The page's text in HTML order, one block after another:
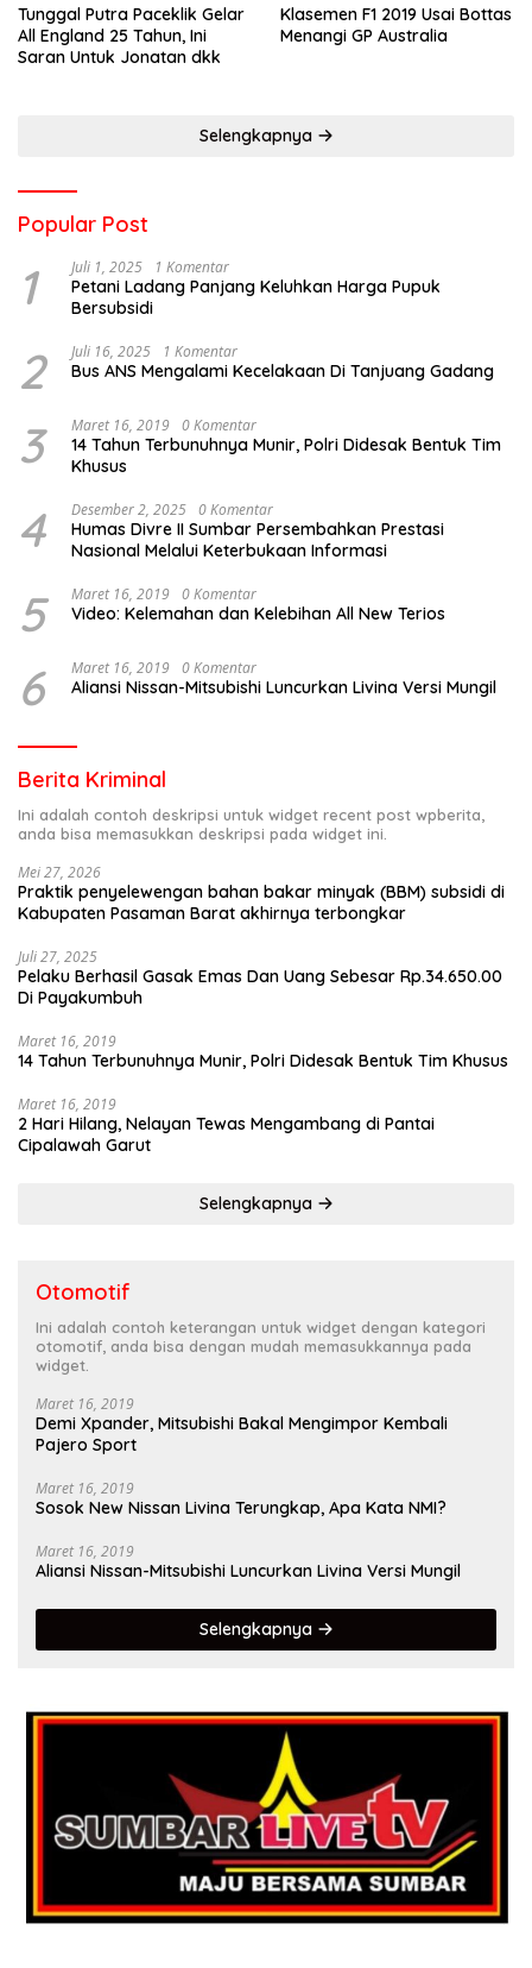
Tunggal Putra Paceklik Gelar
All England 25 Tahun, Ini
Saran Untuk Jonatan dkk
Klasemen F1 2019 Usai Bottas
Menangi GP Australia
Selengkapnya
Popular Post
1 Juli 1, 2025 1 Komentar
Petani Ladang Panjang Keluhkan Harga Pupuk
Bersubsidi
2 Juli 16, 2025 1 Komentar
Bus ANS Mengalami Kecelakaan Di Tanjuang Gadang
3 Maret 16, 2019 0 Komentar
14 Tahun Terbunuhnya Munir, Polri Didesak Bentuk Tim
Khusus
4 Desember 2, 2025 0 Komentar
Humas Divre II Sumbar Persembahkan Prestasi
Nasional Melalui Keterbukaan Informasi
5 Maret 16, 2019 0 Komentar
Video: Kelemahan dan Kelebihan All New Terios
6 Maret 16, 2019 0 Komentar
Aliansi Nissan-Mitsubishi Luncurkan Livina Versi Mungil
Berita Kriminal
Ini adalah contoh deskripsi untuk widget recent post wpberita,
anda bisa memasukkan deskripsi pada widget ini.
Mei 27, 2026
Praktik penyelewengan bahan bakar minyak (BBM) subsidi di
Kabupaten Pasaman Barat akhirnya terbongkar
Juli 27, 2025
Pelaku Berhasil Gasak Emas Dan Uang Sebesar Rp.34.650.00
Di Payakumbuh
Maret 16, 2019
14 Tahun Terbunuhnya Munir, Polri Didesak Bentuk Tim Khusus
Maret 16, 2019
2 Hari Hilang, Nelayan Tewas Mengambang di Pantai
Cipalawah Garut
Selengkapnya
Otomotif
Ini adalah contoh keterangan untuk widget dengan kategori
otomotif, anda bisa dengan mudah memasukkannya pada
widget.
Maret 16, 2019
Demi Xpander, Mitsubishi Bakal Mengimpor Kembali
Pajero Sport
Maret 16, 2019
Sosok New Nissan Livina Terungkap, Apa Kata NMI?
Maret 16, 2019
Aliansi Nissan-Mitsubishi Luncurkan Livina Versi Mungil
Selengkapnya